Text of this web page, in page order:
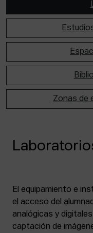
Zonas de
El equipamiento e
el acceso del
analógicas y
captación de